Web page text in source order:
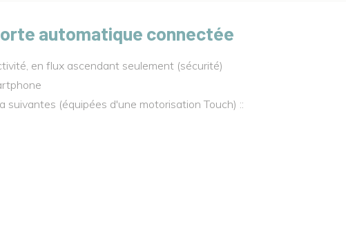
automatique connectée
en flux ascendant seulement (sécurité)
(équipées d'une motorisation Touch) ::